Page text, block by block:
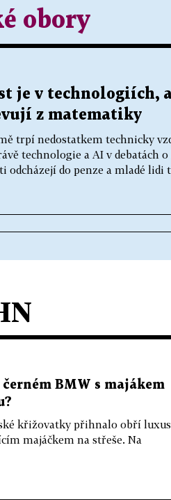
obory
je v technologiích,
z matematiky
trpí nedostatkem technicky
technologie a AI v debatách
odcházejí do penze a mladé lidi
BMW s majákem
křižovatky přihnalo obří
majáčkem na střeše. Na